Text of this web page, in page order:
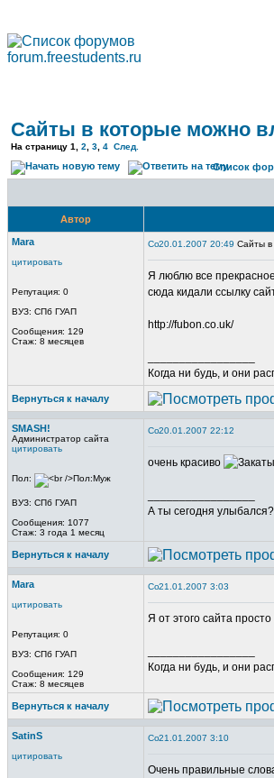
Сайты в которые можно
На страницу 1 2 3 4 След.
Список
Автор
Mara
цитировать
Репутация: 0
ВУЗ: СПб ГУАП
Сообщения: 129
Стаж: 8 месяцев
20.01.2007 20:49 Сайты в
Я люблю все
сюда кидали ссылку
http://fubon.co.uk/
Когда ни будь, и они
Вернуться к началу
SMASH!
Администратор сайта
цитировать
Пол:
ВУЗ: СПб ГУАП
Сообщения: 1077
Стаж: 3 года 1 месяц
20.01.2007 22:12
очень красиво
А ты сегодня
Вернуться к началу
Mara
цитировать
Репутация: 0
ВУЗ: СПб ГУАП
Сообщения: 129
Стаж: 8 месяцев
21.01.2007 3:03
Я от этого сайта
Когда ни будь, и они
Вернуться к началу
SatinS
цитировать
21.01.2007 3:10
Очень правильные